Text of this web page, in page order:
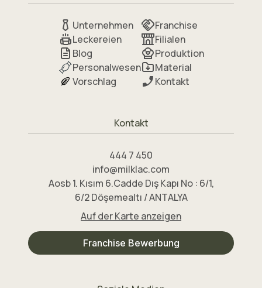
Unternehmen
Leckereien
Blog
Personalwesen
Vorschlag
Franchise
Filialen
Produktion
Material
Kontakt
Kontakt
444 7 450
info@milklac.com
Aosb 1. Kısım 6.Cadde Dış Kapı No : 6/1,
6/2 Döşemealtı / ANTALYA
Auf der Karte anzeigen
Franchise Bewerbung